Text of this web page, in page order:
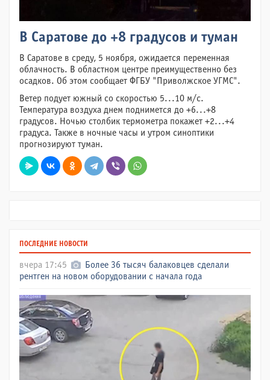
В Саратове до +8 градусов и туман
В Саратове в среду, 5 ноября, ожидается переменная
облачность. В областном центре преимущественно без
осадков. Об этом сообщает ФГБУ "Приволжское УГМС".
Ветер подует южный со скоростью 5...10 м/с.
Температура воздуха днем поднимется до +6...+8
градусов. Ночью столбик термометра покажет +2...+4
градуса. Также в ночные часы и утром синоптики
прогнозируют туман.
ПОСЛЕДНИЕ НОВОСТИ
вчера 17:45
Более 36 тысяч балаковцев сделали
рентген на новом оборудовании с начала года